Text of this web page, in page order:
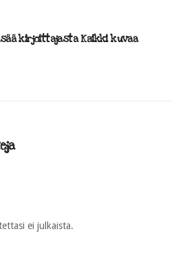
kirjoittajasta Kaikki kuvaa
ei julkaista.